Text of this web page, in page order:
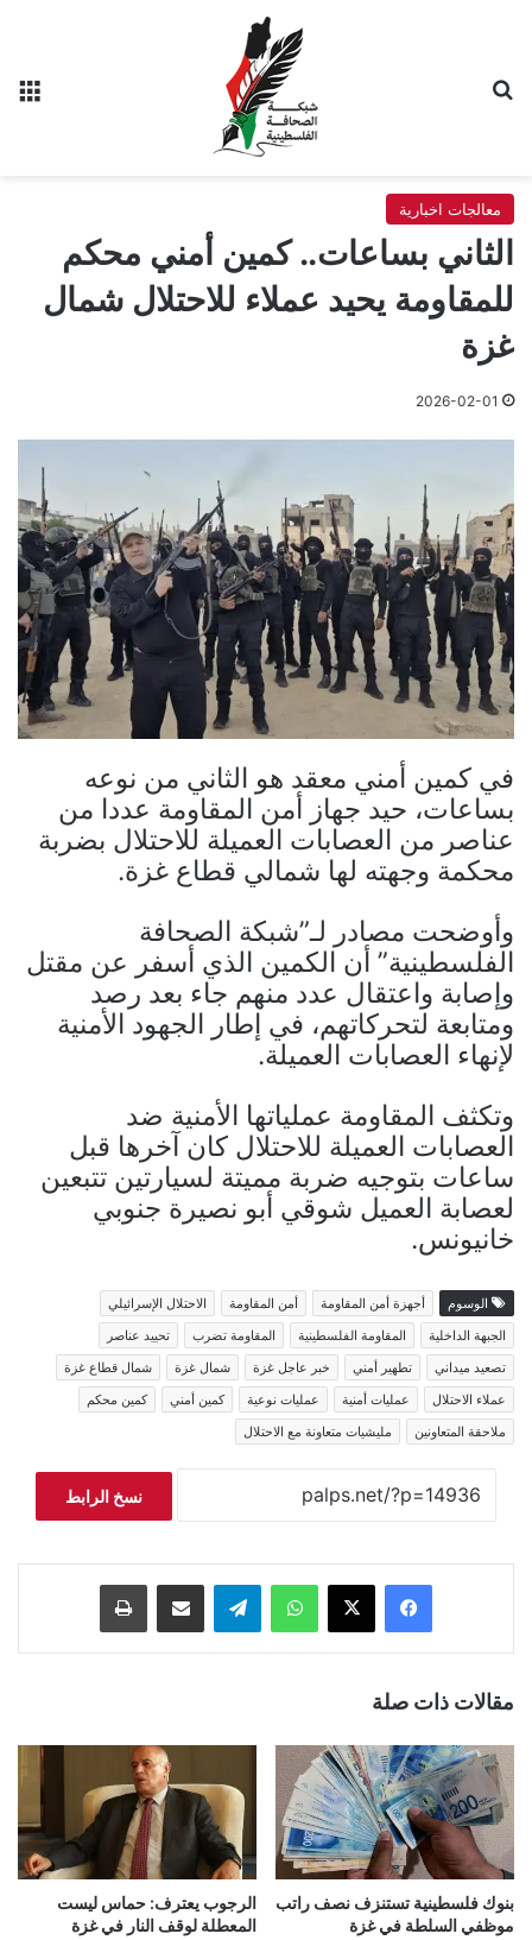
معالجات اخبارية
الثاني بساعات.. كمين أمني محكم
للمقاومة يحيد عملاء للاحتلال شمال
غزة
2026-02-01
في كمين أمني معقد هو الثاني من نوعه
بساعات، حيد جهاز أمن المقاومة عددا من
عناصر من العصابات العميلة للاحتلال بضربة
محكمة وجهته لها شمالي قطاع غزة.
وأوضحت مصادر لـ”شبكة الصحافة
الفلسطينية” أن الكمين الذي أسفر عن مقتل
وإصابة واعتقال عدد منهم جاء بعد رصد
ومتابعة لتحركاتهم، في إطار الجهود الأمنية
لإنهاء العصابات العميلة.
وتكثف المقاومة عملياتها الأمنية ضد
العصابات العميلة للاحتلال كان آخرها قبل
ساعات بتوجيه ضربة مميتة لسيارتين تتبعين
لعصابة العميل شوقي أبو نصيرة جنوبي
خانيونس.
الوسوم أجهزة أمن المقاومة أمن المقاومة
الاحتلال الإسرائيلي
الجبهة الداخلية
المقاومة الفلسطينية المقاومة تضرب
تحييد عناصر
تصعيد ميداني
تطهير أمني خبر عاجل غزة شمال غزة
شمال قطاع غزة
عملاء الاحتلال
عمليات أمنية عمليات نوعية كمين أمني
كمين محكم
ملاحقة المتعاونين
مليشيات متعاونة مع الاحتلال
نسخ الرابط
فيسبوك ‫X واتساب تيلقرام مشاركة عبر البريد طباعة
مقالات ذات صلة
بنوك فلسطينية تستنزف نصف راتب
موظفي السلطة في غزة
الرجوب يعترف: حماس ليست
المعطلة لوقف النار في غزة